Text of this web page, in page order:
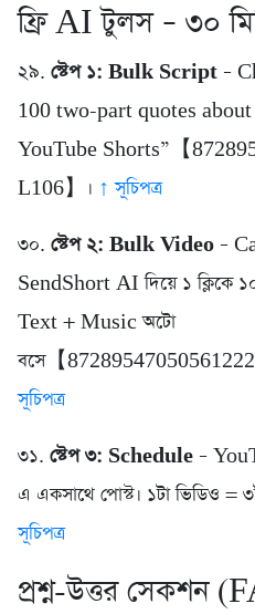
ফ্রি AI টুলস – ৩০
২৯. স্টেপ ১: Bulk Script –
100 two-part quotes
YouTube Shorts”【
L106】। ↑ সূচিপত্র
৩০. স্টেপ ২: Bulk Video –
SendShort AI দিয়ে ১ ক্লিকে
Text + Music অটো
বসে【
সূচিপত্র
৩১. স্টেপ ৩: Schedule –
এ একসাথে পোস্ট। ১টা ভিডিও =
সূচিপত্র
প্রশ্ন-উত্তর সেকশন